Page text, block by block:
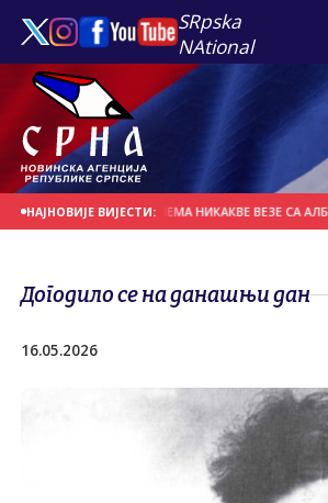
SRpska
NAtional
НАЈНОВИЈЕ ВИЈЕСТИ:
СРБИЈЕ И НЕМА НИКАКВЕ ВЕЗЕ СА АЛБАНИЈОМ
Догодило се на данашњи дан
16.05.2026